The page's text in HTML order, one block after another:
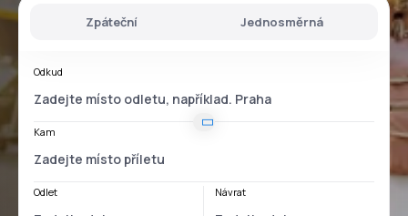
Zpáteční Jednosměrná
Odkud
Kam
Odlet Návrat